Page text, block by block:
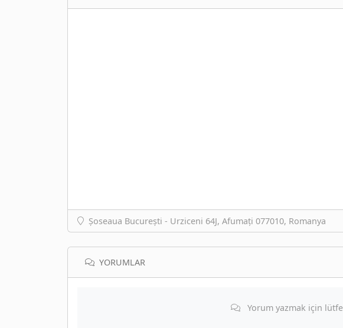
Șoseaua București - Urziceni 64J, Afumați 077010, Romanya
YORUMLAR
Yorum yazmak için